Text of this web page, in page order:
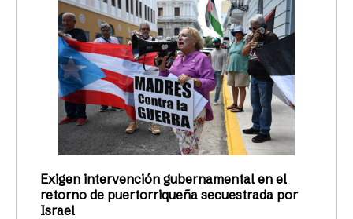
Exigen intervención gubernamental en el
retorno de puertorriqueña secuestrada por
Israel